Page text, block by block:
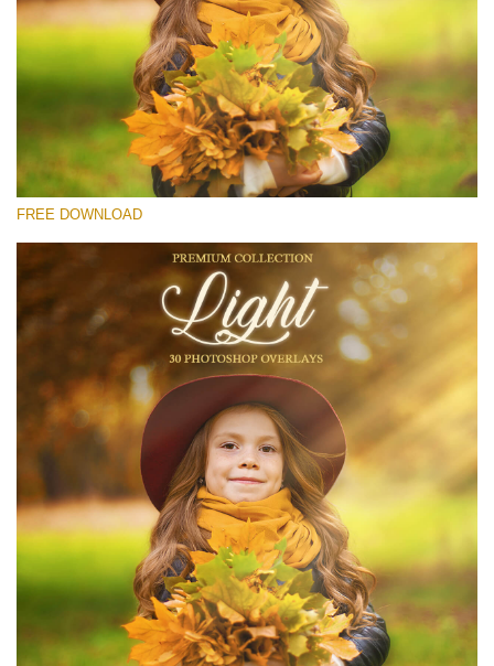
Xin hãy lựa chọn
Free Light Overlay #24
Small 800*533px
Light Overlays
(30 Overlays)
Sunlight Collection
(290 Overlays)
Large 6000*4000px
Entire Collection
(1783 Overlays)
Large 6000*4000px
Tải xuống miễn phí
FREE DOWNLOAD